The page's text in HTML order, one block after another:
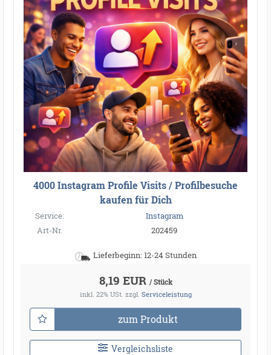
4000 Instagram Profile Visits / Profilbesuche
kaufen für Dich
Service:
Instagram
Art-Nr.
202459
Lieferbeginn: 12-24 Stunden
8,19 EUR / Stück
inkl. 22% USt. zzgl. Serviceleistung
zum Produkt
Vergleichsliste